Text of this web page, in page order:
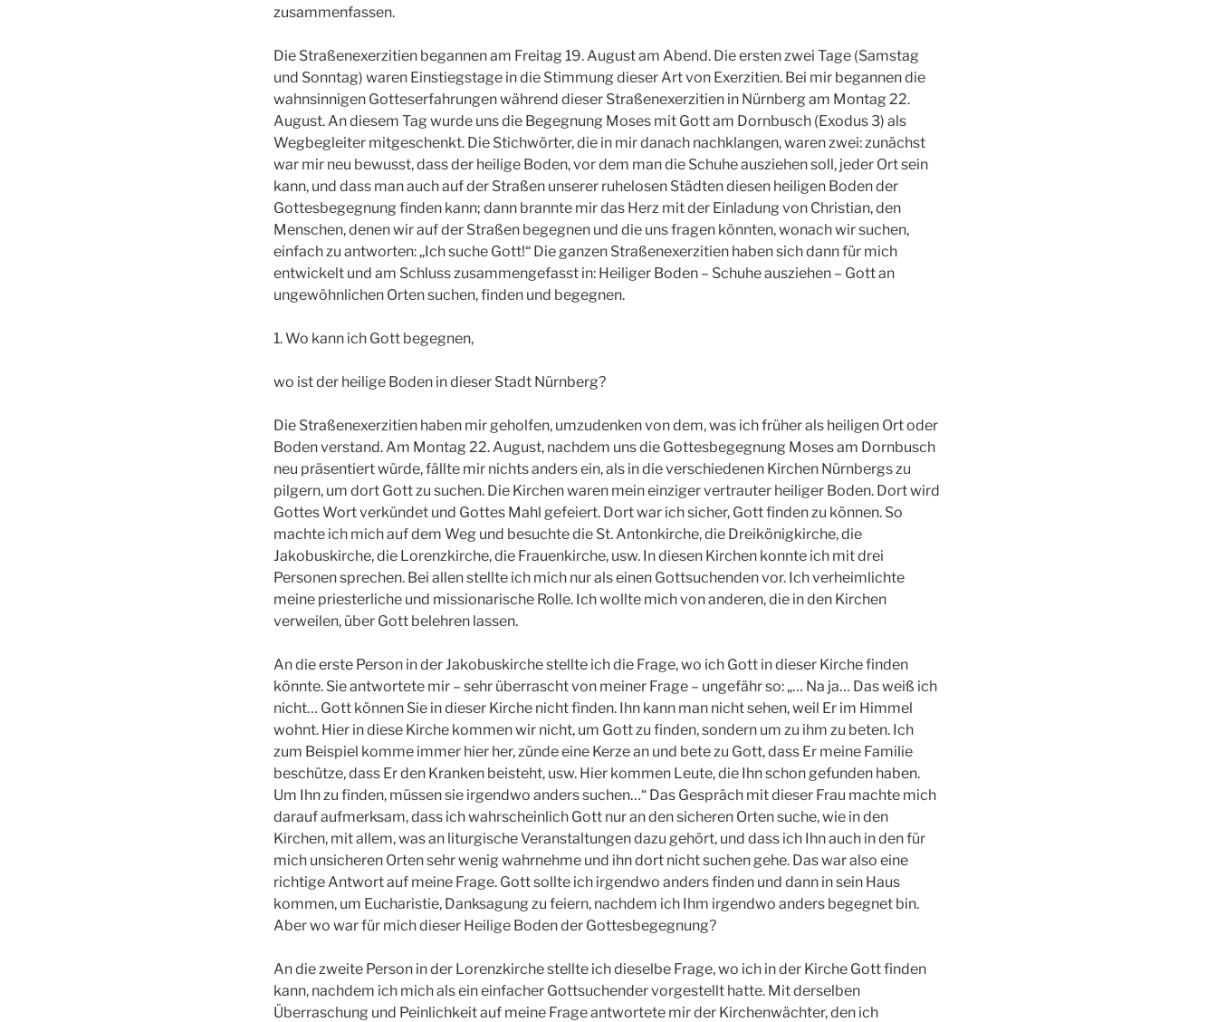
zusammenfassen.
Die Straßenexerzitien begannen am Freitag 19. August am Abend. Die ersten zwei Tage (Samstag
und Sonntag) waren Einstiegstage in die Stimmung dieser Art von Exerzitien. Bei mir begannen die
wahnsinnigen Gotteserfahrungen während dieser Straßenexerzitien in Nürnberg am Montag 22.
August. An diesem Tag wurde uns die Begegnung Moses mit Gott am Dornbusch (Exodus 3) als
Wegbegleiter mitgeschenkt. Die Stichwörter, die in mir danach nachklangen, waren zwei: zunächst
war mir neu bewusst, dass der heilige Boden, vor dem man die Schuhe ausziehen soll, jeder Ort sein
kann, und dass man auch auf der Straßen unserer ruhelosen Städten diesen heiligen Boden der
Gottesbegegnung finden kann; dann brannte mir das Herz mit der Einladung von Christian, den
Menschen, denen wir auf der Straßen begegnen und die uns fragen könnten, wonach wir suchen,
einfach zu antworten: „Ich suche Gott!“ Die ganzen Straßenexerzitien haben sich dann für mich
entwickelt und am Schluss zusammengefasst in: Heiliger Boden – Schuhe ausziehen – Gott an
ungewöhnlichen Orten suchen, finden und begegnen.
1. Wo kann ich Gott begegnen,
wo ist der heilige Boden in dieser Stadt Nürnberg?
Die Straßenexerzitien haben mir geholfen, umzudenken von dem, was ich früher als heiligen Ort oder
Boden verstand. Am Montag 22. August, nachdem uns die Gottesbegegnung Moses am Dornbusch
neu präsentiert würde, fällte mir nichts anders ein, als in die verschiedenen Kirchen Nürnbergs zu
pilgern, um dort Gott zu suchen. Die Kirchen waren mein einziger vertrauter heiliger Boden. Dort wird
Gottes Wort verkündet und Gottes Mahl gefeiert. Dort war ich sicher, Gott finden zu können. So
machte ich mich auf dem Weg und besuchte die St. Antonkirche, die Dreikönigkirche, die
Jakobuskirche, die Lorenzkirche, die Frauenkirche, usw. In diesen Kirchen konnte ich mit drei
Personen sprechen. Bei allen stellte ich mich nur als einen Gottsuchenden vor. Ich verheimlichte
meine priesterliche und missionarische Rolle. Ich wollte mich von anderen, die in den Kirchen
verweilen, über Gott belehren lassen.
An die erste Person in der Jakobuskirche stellte ich die Frage, wo ich Gott in dieser Kirche finden
könnte. Sie antwortete mir – sehr überrascht von meiner Frage – ungefähr so: „… Na ja… Das weiß ich
nicht… Gott können Sie in dieser Kirche nicht finden. Ihn kann man nicht sehen, weil Er im Himmel
wohnt. Hier in diese Kirche kommen wir nicht, um Gott zu finden, sondern um zu ihm zu beten. Ich
zum Beispiel komme immer hier her, zünde eine Kerze an und bete zu Gott, dass Er meine Familie
beschütze, dass Er den Kranken beisteht, usw. Hier kommen Leute, die Ihn schon gefunden haben.
Um Ihn zu finden, müssen sie irgendwo anders suchen…“ Das Gespräch mit dieser Frau machte mich
darauf aufmerksam, dass ich wahrscheinlich Gott nur an den sicheren Orten suche, wie in den
Kirchen, mit allem, was an liturgische Veranstaltungen dazu gehört, und dass ich Ihn auch in den für
mich unsicheren Orten sehr wenig wahrnehme und ihn dort nicht suchen gehe. Das war also eine
richtige Antwort auf meine Frage. Gott sollte ich irgendwo anders finden und dann in sein Haus
kommen, um Eucharistie, Danksagung zu feiern, nachdem ich Ihm irgendwo anders begegnet bin.
Aber wo war für mich dieser Heilige Boden der Gottesbegegnung?
An die zweite Person in der Lorenzkirche stellte ich dieselbe Frage, wo ich in der Kirche Gott finden
kann, nachdem ich mich als ein einfacher Gottsuchender vorgestellt hatte. Mit derselben
Überraschung und Peinlichkeit auf meine Frage antwortete mir der Kirchenwächter, den ich